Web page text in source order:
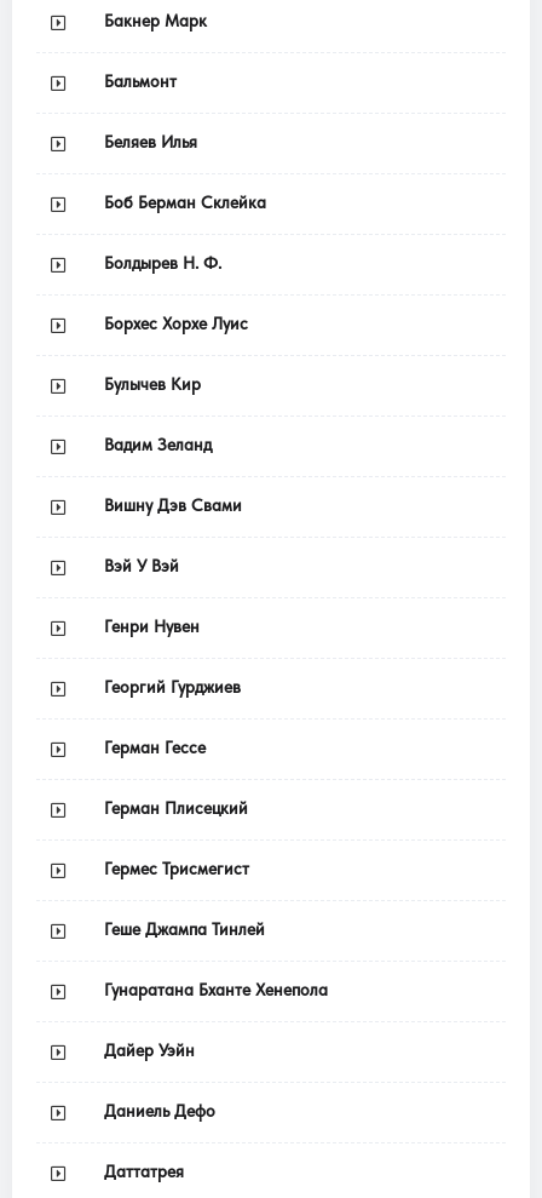
Бакнер Марк
Бальмонт
Беляев Илья
Боб Берман Склейка
Болдырев Н. Ф.
Борхес Хорхе Луис
Булычев Кир
Вадим Зеланд
Вишну Дэв Свами
Вэй У Вэй
Генри Нувен
Георгий Гурджиев
Герман Гессе
Герман Плисецкий
Гермес Трисмегист
Геше Джампа Тинлей
Гунаратана Бханте Хенепола
Дайер Уэйн
Даниель Дефо
Даттатрея